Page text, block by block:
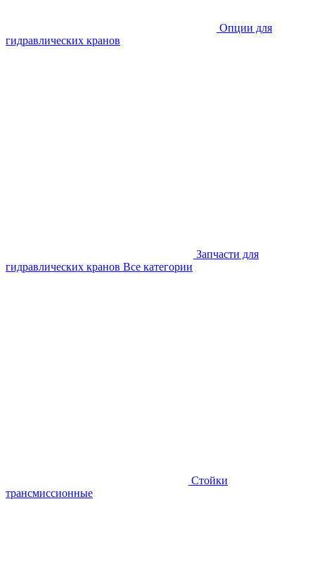
Опции для
гидравлических кранов
Запчасти для
гидравлических кранов Все категории
Стойки
трансмиссионные